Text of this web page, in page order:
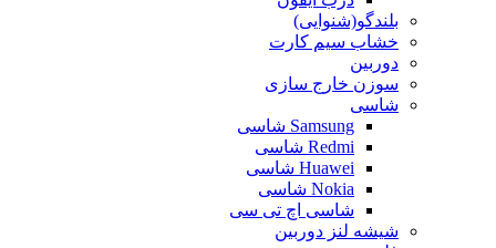
بلندگو(شنوایی)
خشاب سیم کارت
دوربین
سوزن خارج سازی
شاسی
Samsung شاسی
Redmi شاسی
Huawei شاسی
Nokia شاسی
شاسی اچ تی سی
شیشه لنز دوربین